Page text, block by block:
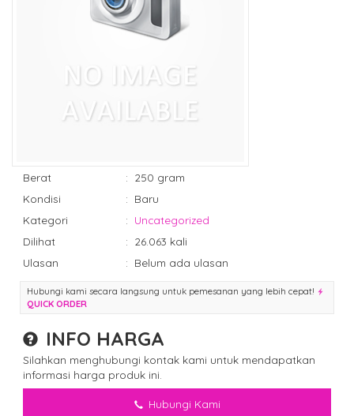
Berat : 250 gram
Kondisi
: Baru
Kategori
: Uncategorized
Dilihat
: 26.063 kali
Ulasan
: Belum ada ulasan
Hubungi kami secara langsung untuk pemesanan yang lebih cepat!
QUICK ORDER
INFO HARGA
Silahkan menghubungi kontak kami untuk mendapatkan
informasi harga produk ini.
Hubungi Kami